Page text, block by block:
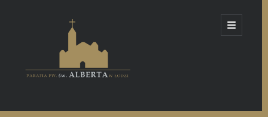
św.
w
open
primary
Sidebar
Szukaj